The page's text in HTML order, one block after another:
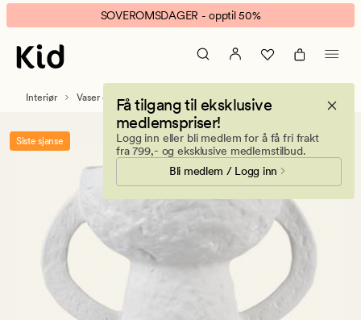
Desu
vase
hvit
banner.
Klikk
ESCAPE
pause.
SOVEROMSDAGER - opptil 50%
Få tilgang til eksklusive
medlemspriser!
Logg inn eller bli medlem for å få fri frakt
fra 799,- og eksklusive medlemstilbud.
Bli medlem / Logg inn
Interiør Vaser og krukker
Siste sjanse